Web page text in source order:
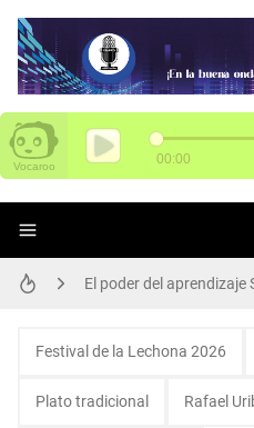
SENA tiene 3.000
Festival de la Lechona 2026
Plato tradicional Rafael